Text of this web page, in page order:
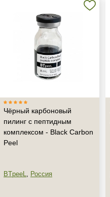
Чёрный карбоновый
пилинг с пептидным
комплексом - Black Carbon
Peel
BTpeeL, Россия